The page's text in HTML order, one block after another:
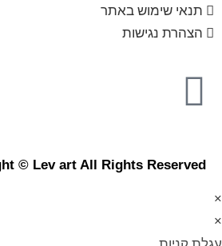
תנאי שימוש באתר
הצהרת נגישות
© Lev art All Rights Reserved
×
×